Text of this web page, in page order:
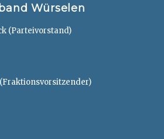
Würselen
(Parteivorstand)
(Fraktionsvorsitzender)